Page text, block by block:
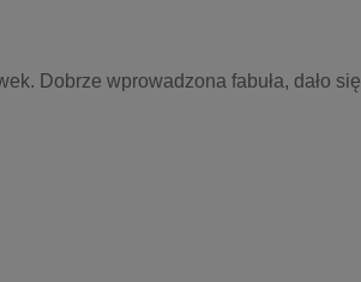
Dobrze wprowadzona fabuła, dało się